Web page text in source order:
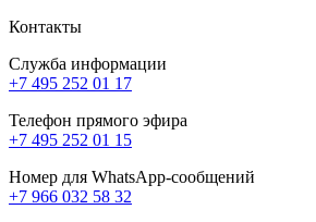
Контакты
Служба информации
+7 495 252 01 17
Телефон прямого эфира
+7 495 252 01 15
Номер для WhatsApp-сообщений
+7 966 032 58 32